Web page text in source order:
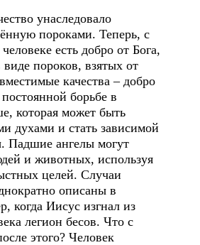
унаследовало
пороками. Теперь, с
есть добро от Бога,
виде пороков, взятых от
качества – добро
борьбе в
которая может быть
духами и стать зависимой
Падшие ангелы могут
и животных, используя
целей. Случаи
описаны в
когда Иисус изгнал из
легион бесов. Что с
этого? Человек